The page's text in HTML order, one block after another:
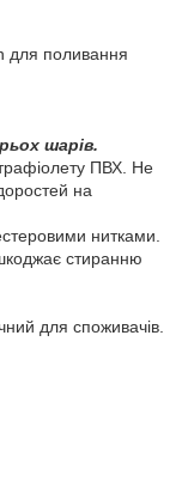
для поливання
шарів.
ПВХ. Не
на
нитками.
стиранню
для споживачів.